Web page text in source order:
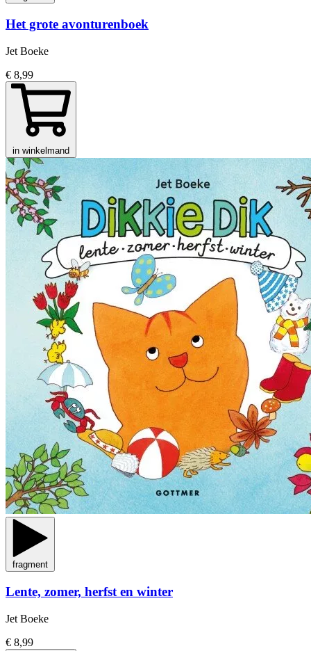
Het grote avonturenboek
Jet Boeke
€ 8,99
in winkelmand
fragment
Lente, zomer, herfst en winter
Jet Boeke
€ 8,99